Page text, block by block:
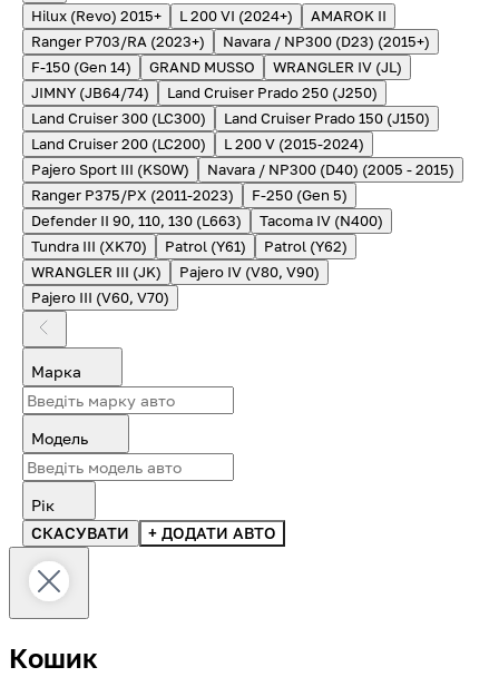
Hilux (Revo) 2015+ L 200 VI (2024+)
AMAROK II
Ranger P703/RA (2023+)
Navara / NP300 (D23) (2015+)
F-150 (Gen 14)
GRAND MUSSO
WRANGLER IV (JL)
JIMNY (JB64/74)
Land Cruiser Prado 250 (J250)
Land Cruiser 300 (LC300)
Land Cruiser Prado 150 (J150)
Land Cruiser 200 (LC200)
L 200 V (2015-2024)
Pajero Sport III (KS0W)
Navara / NP300 (D40) (2005 - 2015)
Ranger P375/PX (2011-2023)
F-250 (Gen 5)
Defender II 90, 110, 130 (L663)
Tacoma IV (N400)
Tundra III (XK70)
Patrol (Y61)
Patrol (Y62)
WRANGLER III (JK)
Pajero IV (V80, V90)
Pajero III (V60, V70)
Марка
Модель
Рік
СКАСУВАТИ
+ ДОДАТИ АВТО
Кошик